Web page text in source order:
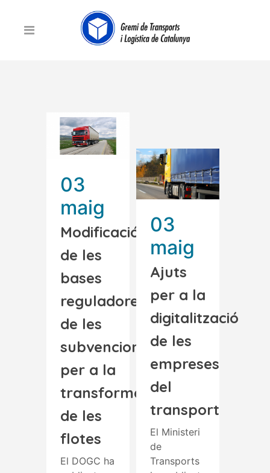
03
maig
Modificació
de les
bases
reguladores
de les
subvencions
per a la
transformació
de les
flotes
El DOGC ha
03
maig
Ajuts
per a la
digitalització
de les
empreses
del
transport
El Ministeri
de
Transports